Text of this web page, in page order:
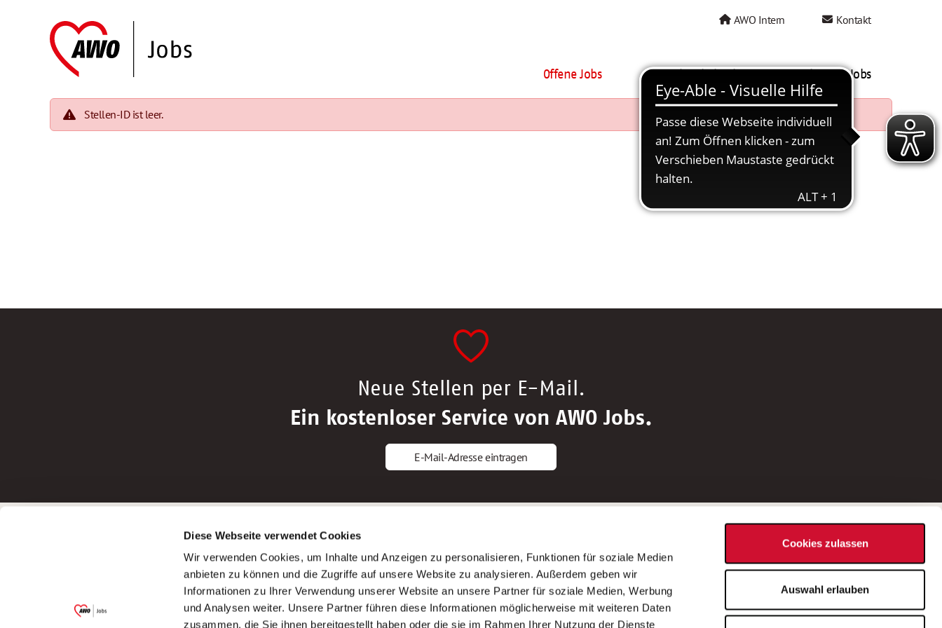
Diese Webseite verwendet Cookies
Wir verwenden Cookies, um Inhalte und Anzeigen zu personalisieren, Funktionen für soziale Medien
anbieten zu können und die Zugriffe auf unsere Website zu analysieren. Außerdem geben wir
Informationen zu Ihrer Verwendung unserer Website an unsere Partner für soziale Medien, Werbung
und Analysen weiter. Unsere Partner führen diese Informationen möglicherweise mit weiteren Daten
zusammen, die Sie ihnen bereitgestellt haben oder die sie im Rahmen Ihrer Nutzung der Dienste
Cookies zulassen
Auswahl erlauben
AWO Intern Kontakt
Offene Jobs AWO als Arbeitgeber Mein AWO Jobs
Stellen-ID ist leer.
Neue Stellen per E-Mail.
Ein kostenloser Service von AWO Jobs.
E-Mail-Adresse eintragen
Garitz Bewirtschaftungsbetriebe GmbH
(Ein Tochterunternehmen des AWO
Bezirksverbandes Unterfranken e.V.)
Bewerbungstipps
Bewerbung als Altenpfleger*in
Bewerbung als Krankenpfleger*in
Bewerbung als Altenpflegehelfer*in
Bewerbung als Erzieher*in
AWO Gliederungen nach Bundesland
Stellenangebote nach Bundesländern
Sitemap
Impressum
Datenschutz
Bei Fragen zu einer Stellenausschreibung
wenden Sie sich bitte an die*den in der
Stellenausschreibung genannte*n